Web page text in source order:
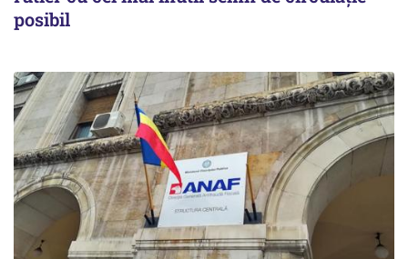
posibil